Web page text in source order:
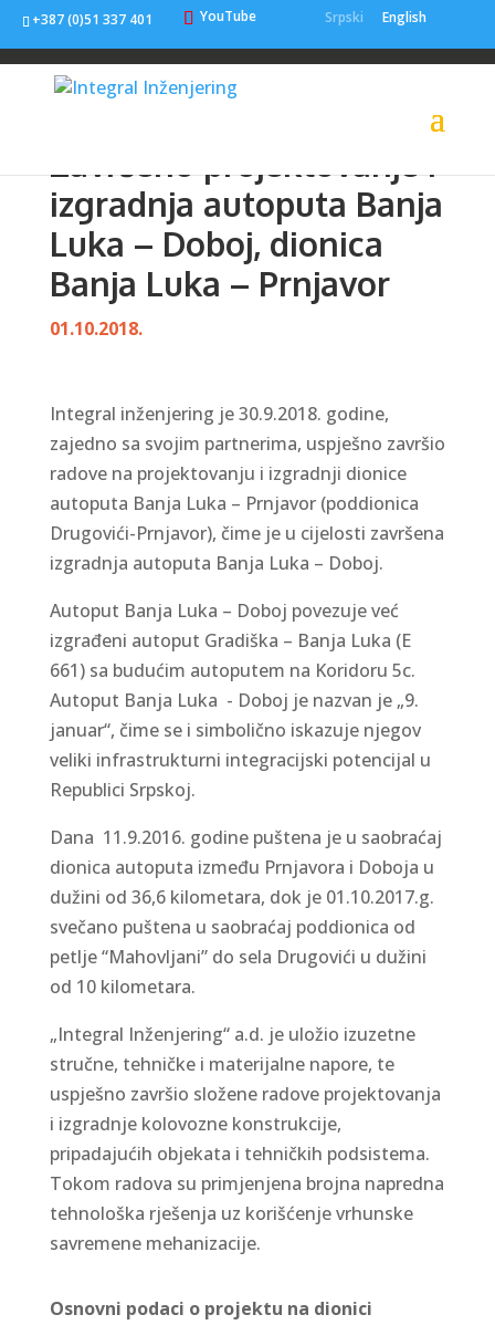
+387 (0)51 337 401 YouTube Srpski English
Završeno projektovanje i
izgradnja autoputa Banja
Luka – Doboj, dionica
Banja Luka – Prnjavor
01.10.2018.
Integral inženjering je 30.9.2018. godine,
zajedno sa svojim partnerima, uspješno završio
radove na projektovanju i izgradnji dionice
autoputa Banja Luka – Prnjavor (poddionica
Drugovići-Prnjavor), čime je u cijelosti završena
izgradnja autoputa Banja Luka – Doboj.
Autoput Banja Luka – Doboj povezuje već
izgrađeni autoput Gradiška – Banja Luka (E
661) sa budućim autoputem na Koridoru 5c.
Autoput Banja Luka - Doboj je nazvan je „9.
januar“, čime se i simbolično iskazuje njegov
veliki infrastrukturni integracijski potencijal u
Republici Srpskoj.
Dana 11.9.2016. godine puštena je u saobraćaj
dionica autoputa između Prnjavora i Doboja u
dužini od 36,6 kilometara, dok je 01.10.2017.g.
svečano puštena u saobraćaj poddionica od
petlje “Mahovljani” do sela Drugovići u dužini
od 10 kilometara.
„Integral Inženjering“ a.d. je uložio izuzetne
stručne, tehničke i materijalne napore, te
uspješno završio složene radove projektovanja
i izgradnje kolovozne konstrukcije,
pripadajućih objekata i tehničkih podsistema.
Tokom radova su primjenjena brojna napredna
tehnološka rješenja uz korišćenje vrhunske
savremene mehanizacije.
Osnovni podaci o projektu na dionici